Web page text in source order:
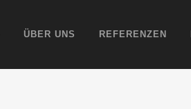
ÜBER UNS REFERENZEN